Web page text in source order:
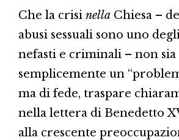
Che la crisi nella Chiesa –
abusi sessuali sono uno
nefasti e criminali – non sia
semplicemente un
ma di fede, traspare
nella lettera di Benedetto
alla crescente